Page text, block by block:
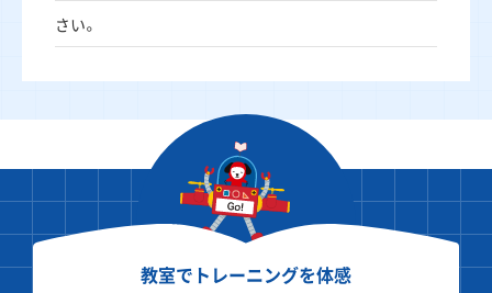
さい。
教室でトレーニングを体感